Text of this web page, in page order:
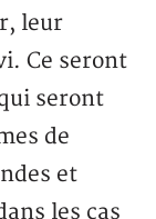
leur
Ce seront
seront
de
et
les cas